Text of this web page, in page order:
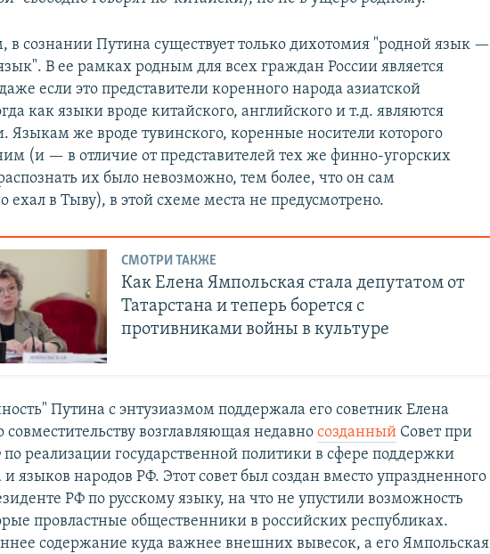
в сознании Путина существует только дихотомия "родной язык —
В ее рамках родным для всех граждан России является
если это представители коренного народа азиатской
как языки вроде китайского, английского и т.д. являются
Языкам же вроде тувинского, коренные носители которого
(и — в отличие от представителей тех же финно-угорских
их было невозможно, тем более, что он сам
ехал в Тыву), в этой схеме места не предусмотрено.
СМОТРИ ТАКЖЕ
Как Елена Ямпольская стала депутатом от
Татарстана и теперь борется с
противниками войны в культуре
Путина с энтузиазмом поддержала его советник Елена
совместительству возглавляющая недавносозданный Совет при
реализации государственной политики в сфере поддержки
и языков народов РФ. Этот совет был создан вместо упраздненного
РФ по русскому языку, на что не упустили возможность
провластные общественники в российских республиках.
содержание куда важнее внешних вывесок, а его Ямпольская